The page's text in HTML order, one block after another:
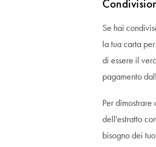
Se hai
la tua carta
di essere il
pagamento
Per
dell'estratto
bisogno dei